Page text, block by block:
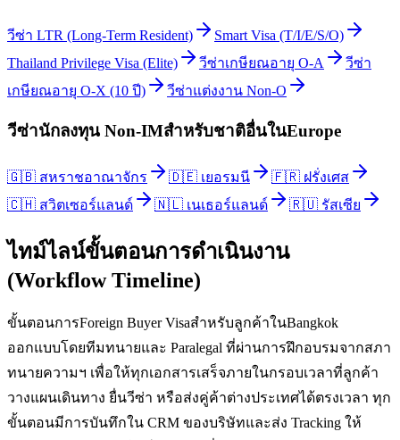
วีซ่า LTR (Long-Term Resident)
Smart Visa (T/I/E/S/O)
Thailand Privilege Visa (Elite)
วีซ่าเกษียณอายุ O-A
วีซ่า
เกษียณอายุ O-X (10 ปี)
วีซ่าแต่งงาน Non-O
วีซ่านักลงทุน Non-IMสำหรับชาติอื่นในEurope
🇬🇧 สหราชอาณาจักร 🇩🇪 เยอรมนี 🇫🇷 ฝรั่งเศส
🇨🇭 สวิตเซอร์แลนด์ 🇳🇱 เนเธอร์แลนด์ 🇷🇺 รัสเซีย
ไทม์ไลน์ขั้นตอนการดำเนินงาน
(Workflow Timeline)
ขั้นตอนการForeign Buyer Visaสำหรับลูกค้าในBangkok
ออกแบบโดยทีมทนายและ Paralegal ที่ผ่านการฝึกอบรมจากสภา
ทนายความฯ เพื่อให้ทุกเอกสารเสร็จภายในกรอบเวลาที่ลูกค้า
วางแผนเดินทาง ยื่นวีซ่า หรือส่งคู่ค้าต่างประเทศได้ตรงเวลา ทุก
ขั้นตอนมีการบันทึกใน CRM ของบริษัทและส่ง Tracking ให้